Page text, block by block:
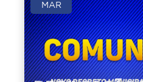
MAR